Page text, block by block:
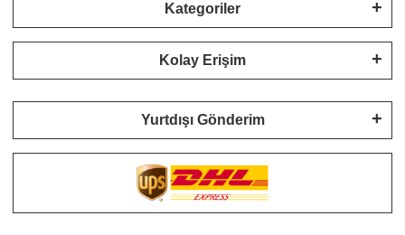
Kategoriler
Kolay Erişim
Yurtdışı Gönderim